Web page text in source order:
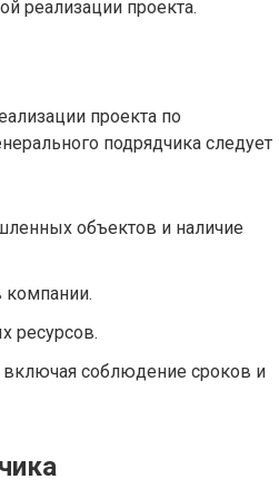
реализации проекта.
проекта по
подрядчика следует
объектов и наличие
компании.
ресурсов.
включая соблюдение сроков и